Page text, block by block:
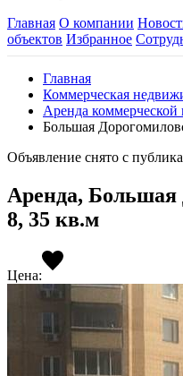
Главная О компании
объектов Избранное
Главная
Коммерческая
Аренда
Большая
Объявление снято с
Аренда, Большая
8, 35 кв.м
Цена: